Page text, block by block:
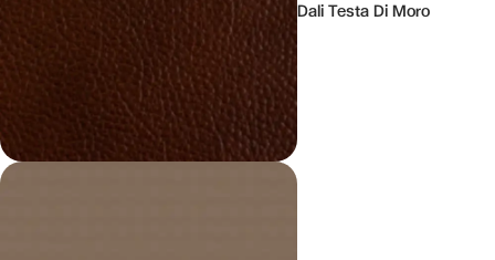
Dali Testa Di Moro